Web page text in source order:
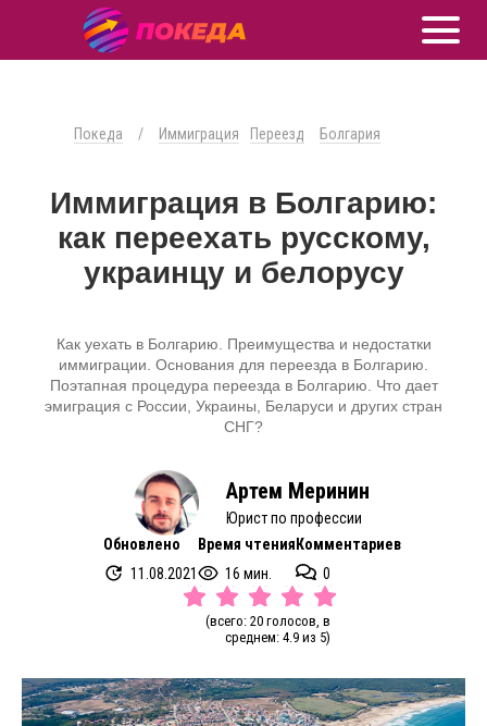
Покеда / Иммиграция Переезд Болгария
Иммиграция в Болгарию:
как переехать русскому,
украинцу и белорусу
Как уехать в Болгарию. Преимущества и недостатки
иммиграции. Основания для переезда в Болгарию.
Поэтапная процедура переезда в Болгарию. Что дает
эмиграция с России, Украины, Беларуси и других стран
СНГ?
Артем Меринин
Юрист по профессии
Обновлено
11.08.2021
Время чтения
16 мин.
Комментариев
0
(всего: 20 голосов, в
среднем: 4.9 из 5)